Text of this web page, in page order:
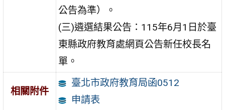
公告為準）。
(三)遴選結果公告：115年6月1日於臺
東縣政府教育處網頁公告新任校長名
單。
相關附件
臺北市政府教育局函0512
申請表